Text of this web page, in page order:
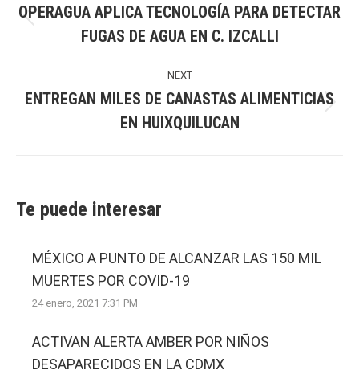
post:
OPERAGUA APLICA TECNOLOGÍA PARA DETECTAR
FUGAS DE AGUA EN C. IZCALLI
NEXT
post:
ENTREGAN MILES DE CANASTAS ALIMENTICIAS
EN HUIXQUILUCAN
Te puede interesar
MÉXICO A PUNTO DE ALCANZAR LAS 150 MIL
MUERTES POR COVID-19
24 enero, 2021 7:31 PM
ACTIVAN ALERTA AMBER POR NIÑOS
DESAPARECIDOS EN LA CDMX